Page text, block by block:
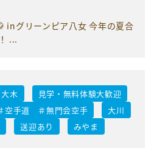
グリーンピア八女 今年の夏合
...
大木
見学・無料体験大歓迎
空手道 ＃無門会空手
大川
送迎あり
みやま